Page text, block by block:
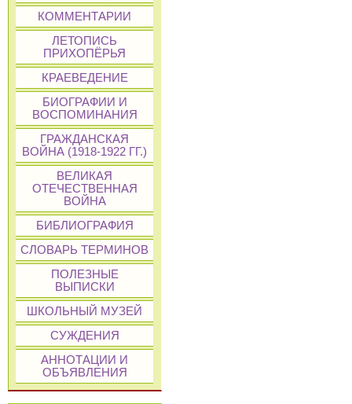
КОММЕНТАРИИ
ЛЕТОПИСЬ
ПРИХОПЁРЬЯ
КРАЕВЕДЕНИЕ
БИОГРАФИИ И
ВОСПОМИНАНИЯ
ГРАЖДАНСКАЯ
ВОЙНА (1918-1922 ГГ.)
ВЕЛИКАЯ
ОТЕЧЕСТВЕННАЯ
ВОЙНА
БИБЛИОГРАФИЯ
СЛОВАРЬ ТЕРМИНОВ
ПОЛЕЗНЫЕ
ВЫПИСКИ
ШКОЛЬНЫЙ МУЗЕЙ
СУЖДЕНИЯ
АННОТАЦИИ И
ОБЪЯВЛЕНИЯ